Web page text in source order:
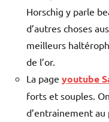
Horschig y parle
d’autres choses
meilleurs
de l’or.
La page youtube
forts et souples.
d’entrainement au